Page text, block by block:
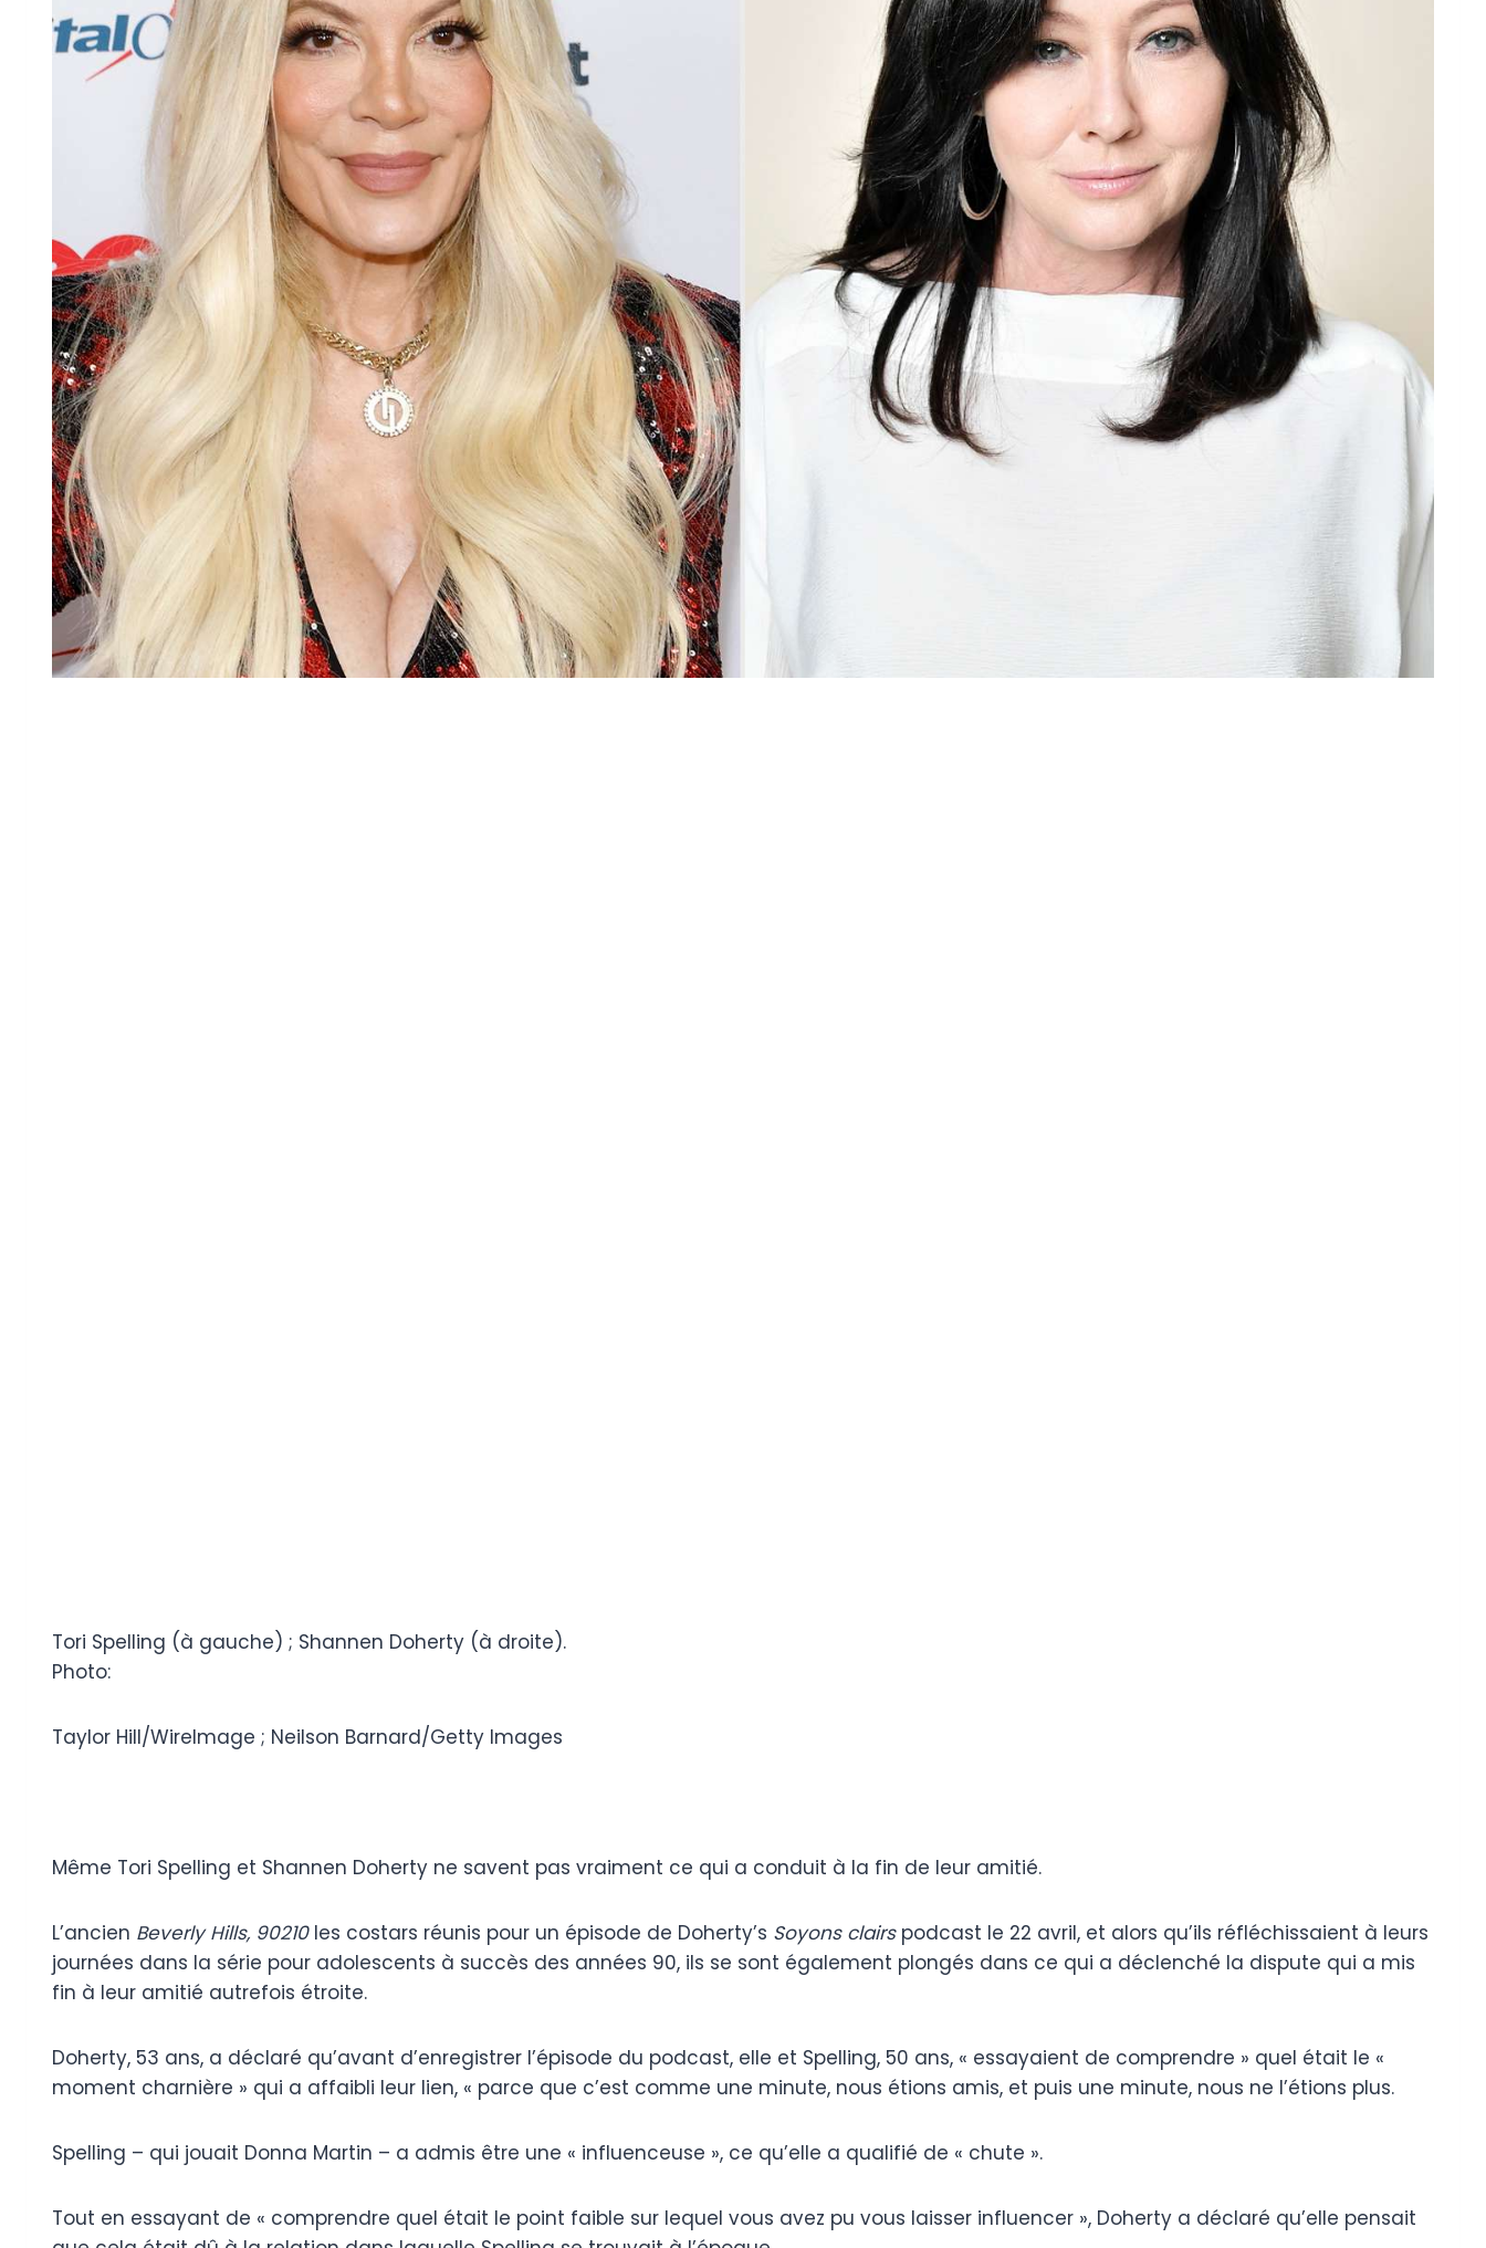
Tori Spelling (à gauche) ; Shannen Doherty (à droite).
Photo:
Taylor Hill/WireImage ; Neilson Barnard/Getty Images
Même Tori Spelling et Shannen Doherty ne savent pas vraiment ce qui a conduit à la fin de leur amitié.
L’ancien Beverly Hills, 90210 les costars réunis pour un épisode de Doherty’s Soyons clairspodcast le 22 avril, et alors qu’ils réfléchissaient à leurs
journées dans la série pour adolescents à succès des années 90, ils se sont également plongés dans ce qui a déclenché la dispute qui a mis
fin à leur amitié autrefois étroite.
Doherty, 53 ans, a déclaré qu’avant d’enregistrer l’épisode du podcast, elle et Spelling, 50 ans, « essayaient de comprendre » quel était le «
moment charnière » qui a affaibli leur lien, « parce que c’est comme une minute, nous étions amis, et puis une minute, nous ne l’étions plus.
Spelling – qui jouait Donna Martin – a admis être une « influenceuse », ce qu’elle a qualifié de « chute ».
Tout en essayant de « comprendre quel était le point faible sur lequel vous avez pu vous laisser influencer », Doherty a déclaré qu’elle pensait